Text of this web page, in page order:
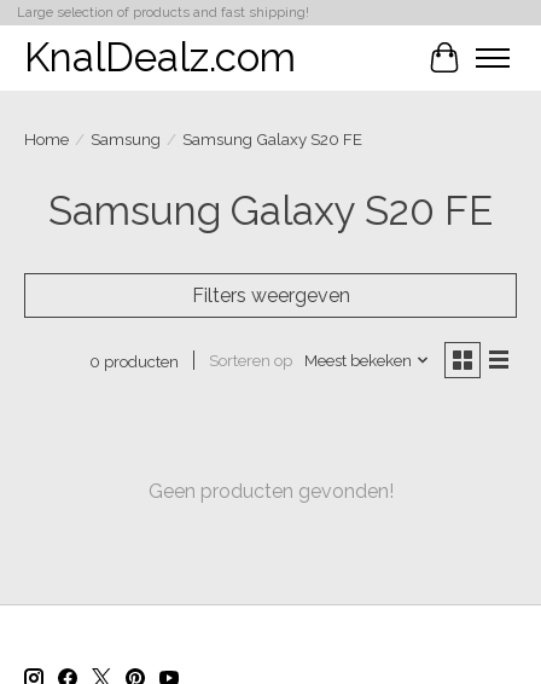
Large selection of products and fast shipping!
KnalDealz.com
Home / Samsung / Samsung Galaxy S20 FE
Samsung Galaxy S20 FE
Filters weergeven
0 producten Sorteren op Meest bekeken
Geen producten gevonden!